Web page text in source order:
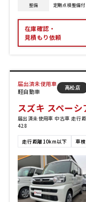
整備
定期点検整備付
在庫確認・
見積もり依頼
届出済未使用車
軽自動車
高松店
スズキ スペー
届出済未使用車 中古車 走行
428
走行距離10km以下 車